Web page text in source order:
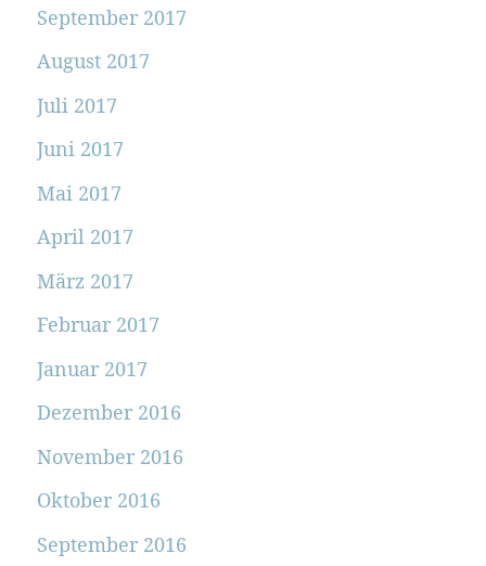
September 2017
August 2017
Juli 2017
Juni 2017
Mai 2017
April 2017
März 2017
Februar 2017
Januar 2017
Dezember 2016
November 2016
Oktober 2016
September 2016